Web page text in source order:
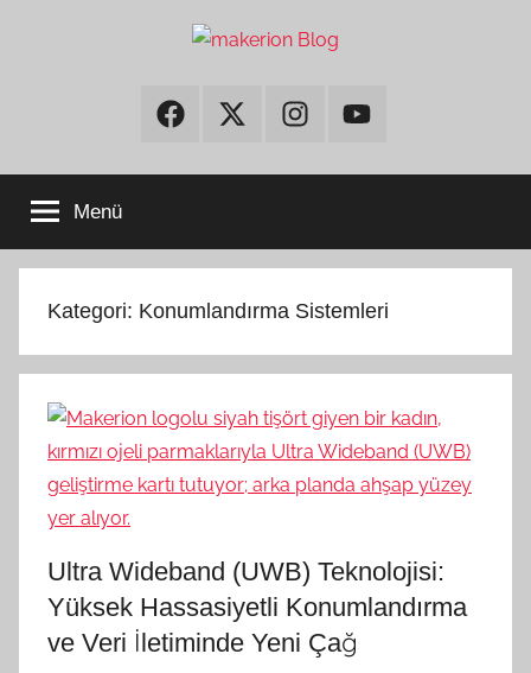
makerionFacebookTwitter InstagramYoutube
Menü
Kategori: Konumlandırma Sistemleri
Ultra Wideband (UWB) Teknolojisi:
Yüksek Hassasiyetli Konumlandırma
ve Veri İletiminde Yeni Çağ